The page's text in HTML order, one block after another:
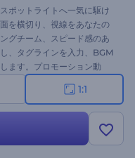
ポットライトへ一気に駆け
を横切り、視線をあなたの
グチーム、スピード感のあ
、タグラインを入力、BGM
ます。プロモーション動
たいシーンにぴったり。今
ょう！
1:1